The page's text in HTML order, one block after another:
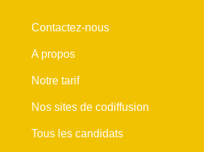
Contactez-nous
A propos
Notre tarif
Nos sites de codiffusion
Tous les candidats